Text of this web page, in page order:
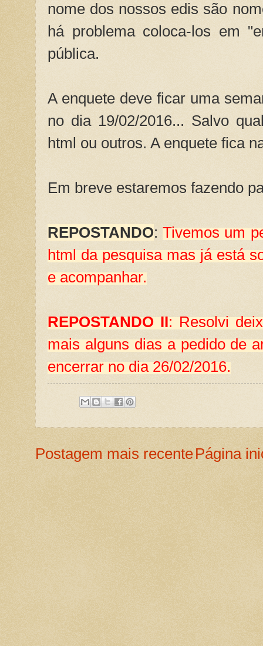
nome dos nossos edis são
há problema coloca-los em
pública.
A enquete deve ficar uma
no dia 19/02/2016... Salvo
html ou outros. A enquete fica
Em breve estaremos fazendo
REPOSTANDO:Tivemos um
html da pesquisa mas já está
e acompanhar.
REPOSTANDO II: Resolvi
mais alguns dias a pedido de
encerrar no dia 26/02/2016.
Postagem mais recentePágina